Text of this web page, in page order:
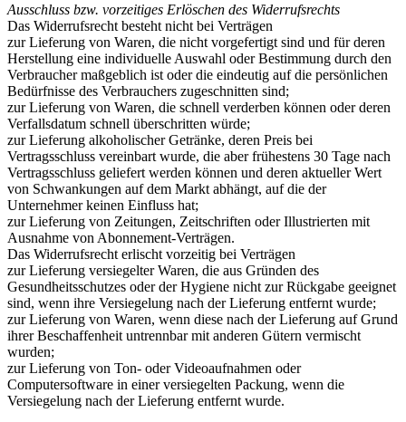
Ausschluss bzw. vorzeitiges Erlöschen des Widerrufsrechts
Das Widerrufsrecht besteht nicht bei Verträgen
zur Lieferung von Waren, die nicht vorgefertigt sind und für deren
Herstellung eine individuelle Auswahl oder Bestimmung durch den
Verbraucher maßgeblich ist oder die eindeutig auf die persönlichen
Bedürfnisse des Verbrauchers zugeschnitten sind;
zur Lieferung von Waren, die schnell verderben können oder deren
Verfallsdatum schnell überschritten würde;
zur Lieferung alkoholischer Getränke, deren Preis bei
Vertragsschluss vereinbart wurde, die aber frühestens 30 Tage nach
Vertragsschluss geliefert werden können und deren aktueller Wert
von Schwankungen auf dem Markt abhängt, auf die der
Unternehmer keinen Einfluss hat;
zur Lieferung von Zeitungen, Zeitschriften oder Illustrierten mit
Ausnahme von Abonnement-Verträgen.
Das Widerrufsrecht erlischt vorzeitig bei Verträgen
zur Lieferung versiegelter Waren, die aus Gründen des
Gesundheitsschutzes oder der Hygiene nicht zur Rückgabe geeignet
sind, wenn ihre Versiegelung nach der Lieferung entfernt wurde;
zur Lieferung von Waren, wenn diese nach der Lieferung auf Grund
ihrer Beschaffenheit untrennbar mit anderen Gütern vermischt
wurden;
zur Lieferung von Ton- oder Videoaufnahmen oder
Computersoftware in einer versiegelten Packung, wenn die
Versiegelung nach der Lieferung entfernt wurde.